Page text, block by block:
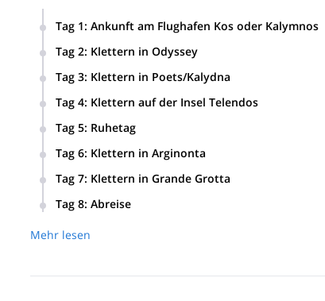
Tag 1: Ankunft am Flughafen Kos oder Kalymnos
Tag 2: Klettern in Odyssey
dem Klettern an diesem schönen Felsen werden wir
Tag 3: Klettern in Poets/Kalydna
Tag 4: Klettern auf der Insel Telendos
Tag 5: Ruhetag
Tag 6: Klettern in Arginonta
Tag 7: Klettern in Grande Grotta
Kletterer.
Tag 8: Abreise
Mehr lesen